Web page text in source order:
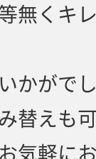
無くキ
かがで
替えも
気軽に